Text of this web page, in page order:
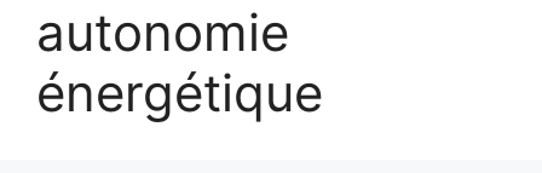
autonomie
énergétique